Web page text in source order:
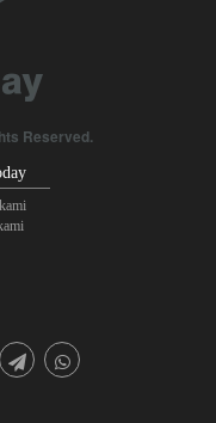
Siaga Penuh
Menipisnya Rudal
Reserved.